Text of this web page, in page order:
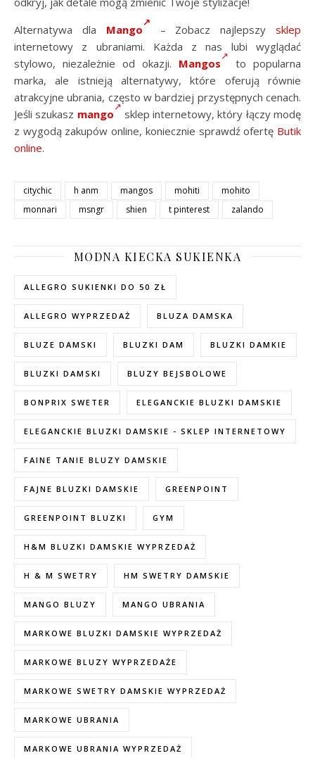
Alternatywa dla Mango – Zobacz najlepszysklep
internetowy z ubraniami. Każda z nas lubi wyglądać
stylowo, niezależnie od okazji. Mangos
to popularna
marka, ale istnieją alternatywy, które oferują równie
atrakcyjne ubrania, często w bardziej przystępnych cenach.
Jeśli szukasz mango
sklep internetowy, który łączy modę
z wygodą zakupów online, koniecznie sprawdź ofertę Butik
online.
citychic h anm mangos mohiti
mohito
monnari
msngr shien t pinterest zalando
MODNA KIECKA SUKIENKA
ALLEGRO SUKIENKI DO 50 ZŁ
ALLEGRO WYPRZEDAŻ BLUZA DAMSKA
BLUZE DAMSKI BLUZKI DAM BLUZKI DAMKIE
BLUZKI DAMSKI BLUZY BEJSBOLOWE
BONPRIX SWETER ELEGANCKIE BLUZKI DAMSKIE
ELEGANCKIE BLUZKI DAMSKIE - SKLEP INTERNETOWY
FAINE TANIE BLUZY DAMSKIE
FAJNE BLUZKI DAMSKIE GREENPOINT
GREENPOINT BLUZKI GYM
H&M BLUZKI DAMSKIE WYPRZEDAŻ
H & M SWETRY HM SWETRY DAMSKIE
MANGO BLUZY MANGO UBRANIA
MARKOWE BLUZKI DAMSKIE WYPRZEDAŻ
MARKOWE BLUZY WYPRZEDAŻE
MARKOWE SWETRY DAMSKIE WYPRZEDAŻ
MARKOWE UBRANIA
MARKOWE UBRANIA WYPRZEDAŻ